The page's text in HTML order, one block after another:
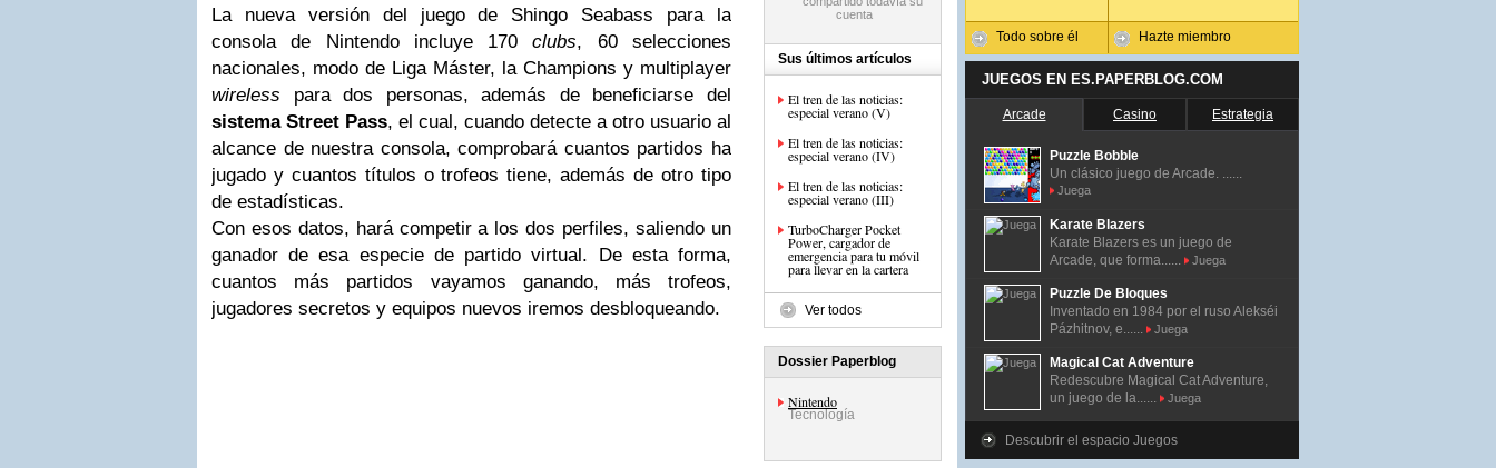
La nueva versión del juego de Shingo Seabass para la
consola de Nintendo incluye 170clubs, 60 selecciones
nacionales, modo de Liga Máster, la Champions y multiplayer
wireless para dos personas, además de beneficiarse del
sistema Street Pass, el cual, cuando detecte a otro usuario al
alcance de nuestra consola, comprobará cuantos partidos ha
jugado y cuantos títulos o trofeos tiene, además de otro tipo
de estadísticas.
Con esos datos, hará competir a los dos perfiles, saliendo un
ganador de esa especie de partido virtual. De esta forma,
cuantos más partidos vayamos ganando, más trofeos,
jugadores secretos y equipos nuevos iremos desbloqueando.
Sus últimos artículos
El tren de las noticias:
especial verano (V)
El tren de las noticias:
especial verano (IV)
El tren de las noticias:
especial verano (III)
TurboCharger Pocket
Power, cargador de
emergencia para tu móvil
para llevar en la cartera
Ver todos
Dossier Paperblog
Nintendo
Tecnología
Todo sobre él Hazte miembro
JUEGOS EN ES.PAPERBLOG.COM
Arcade Casino Estrategia
Puzzle Bobble
Un clásico juego de Arcade. ......
Juega
Karate Blazers
Karate Blazers es un juego de
Arcade, que forma......
Juega
Puzzle De Bloques
Inventado en 1984 por el ruso Alekséi
Pázhitnov, e......
Juega
Magical Cat Adventure
Redescubre Magical Cat Adventure,
un juego de la......
Juega
Descubrir el espacio Juegos